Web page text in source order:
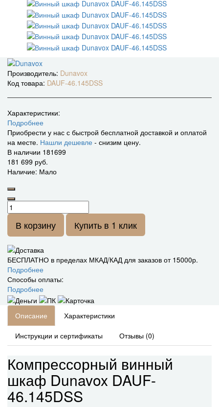
Производитель: Dunavox
Код товара: DAUF-46.145DSS
Характеристики:
Подробнее
Приобрести у нас с быстрой бесплатной доставкой и оплатой
на месте. Нашли дешевле - снизим цену.
В наличии 181699
181 699 руб.
Наличие: Мало
В корзину Купить в 1 клик
БЕСПЛАТНО в пределах МКАД/КАД для заказов от 15000р.
Подробнее
Способы оплаты:
Подробнее
Описание Характеристики
Инструкции и сертификаты Отзывы (0)
Компрессорный винный
шкаф Dunavox DAUF-
46.145DSS